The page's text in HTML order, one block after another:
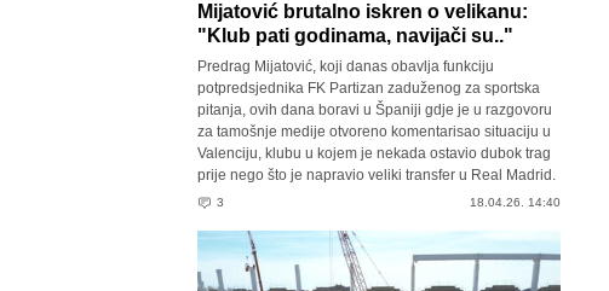
Mijatović brutalno iskren o velikanu:
"Klub pati godinama, navijači su.."
Predrag Mijatović, koji danas obavlja funkciju
potpredsjednika FK Partizan zaduženog za sportska
pitanja, ovih dana boravi u Španiji gdje je u razgovoru
za tamošnje medije otvoreno komentarisao situaciju u
Valenciju, klubu u kojem je nekada ostavio dubok trag
prije nego što je napravio veliki transfer u Real Madrid.
3 18.04.26. 14:40